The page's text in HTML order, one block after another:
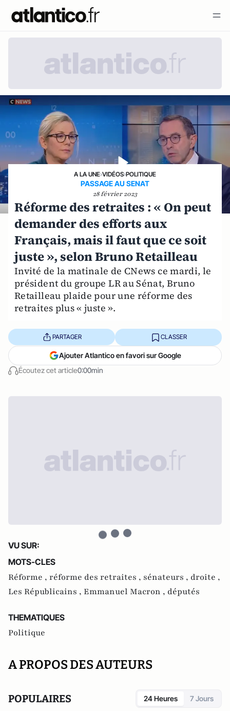
A LA UNE›VIDÉOS›POLITIQUE
PASSAGE AU SENAT
28 février 2023
Réforme des retraites : « On peut
demander des efforts aux
Français, mais il faut que ce soit
juste », selon Bruno Retailleau
Invité de la matinale de CNews ce mardi, le
président du groupe LR au Sénat, Bruno
Retailleau plaide pour une réforme des
retraites plus « juste ».
Écoutez cet article0:00min
PARTAGER CLASSER
Ajouter Atlantico en favori sur Google
VU SUR:
MOTS-CLES
Réforme , réforme des retraites , sénateurs , droite ,
Les Républicains , Emmanuel Macron , députés
THEMATIQUES
Politique
A PROPOS DES AUTEURS
POPULAIRES 24 Heures 7 Jours